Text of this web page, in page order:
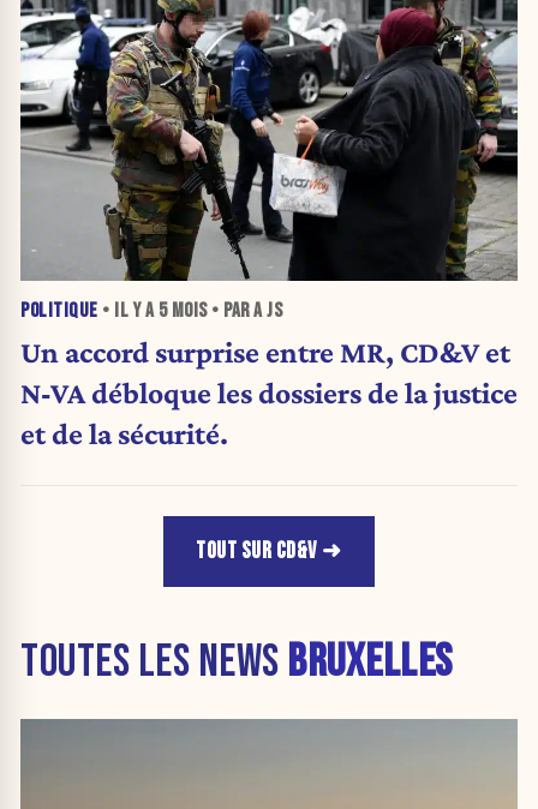
POLITIQUE • IL Y A 5 MOIS• PAR A JS
Un accord surprise entre MR, CD&V et
N‑VA débloque les dossiers de la justice
et de la sécurité.
TOUT SUR CD&V
TOUTES LES NEWS BRUXELLES